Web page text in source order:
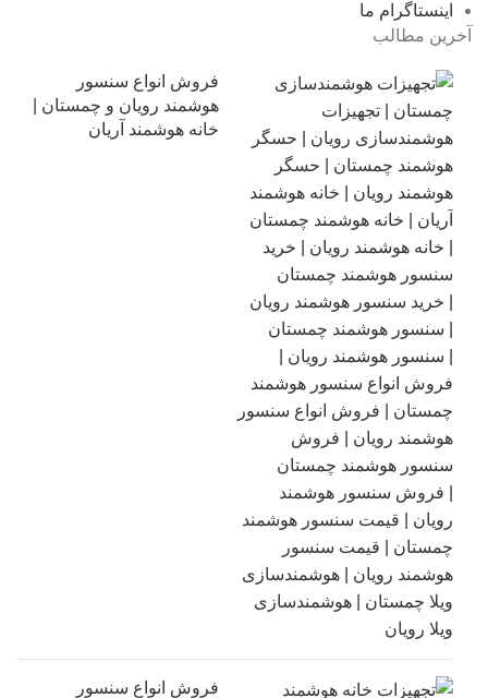
اینستاگرام ما
آخرین مطالب
فروش انواع سنسور
هوشمند رویان و چمستان |
خانه هوشمند آریان
فروش انواع سنسور